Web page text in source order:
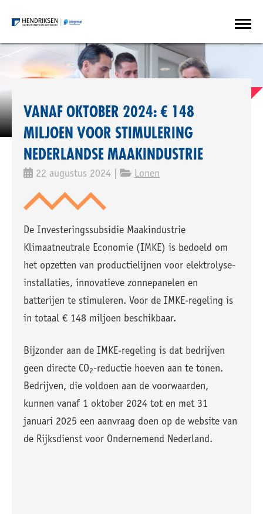
VANAF OKTOBER 2024: € 148
MILJOEN VOOR STIMULERING
NEDERLANDSE MAAKINDUSTRIE
22 augustus 2024 | Lonen
De Investeringssubsidie Maakindustrie
Klimaatneutrale Economie (IMKE) is bedoeld om
het opzetten van productielijnen voor elektrolyse-
installaties, innovatieve zonnepanelen en
batterijen te stimuleren. Voor de IMKE-regeling is
in totaal € 148 miljoen beschikbaar.
Bijzonder aan de IMKE-regeling is dat bedrijven
geen directe CO2-reductie hoeven aan te tonen.
Bedrijven, die voldoen aan de voorwaarden,
kunnen vanaf 1 oktober 2024 tot en met 31
januari 2025 een aanvraag doen op de website van
de Rijksdienst voor Ondernemend Nederland.